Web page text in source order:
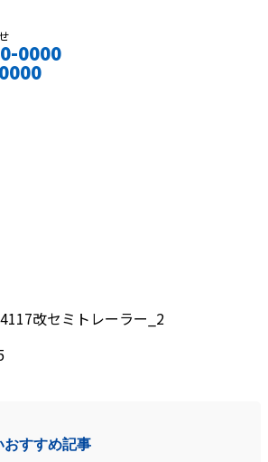
0000
改セミトレーラー_2
すすめ記事